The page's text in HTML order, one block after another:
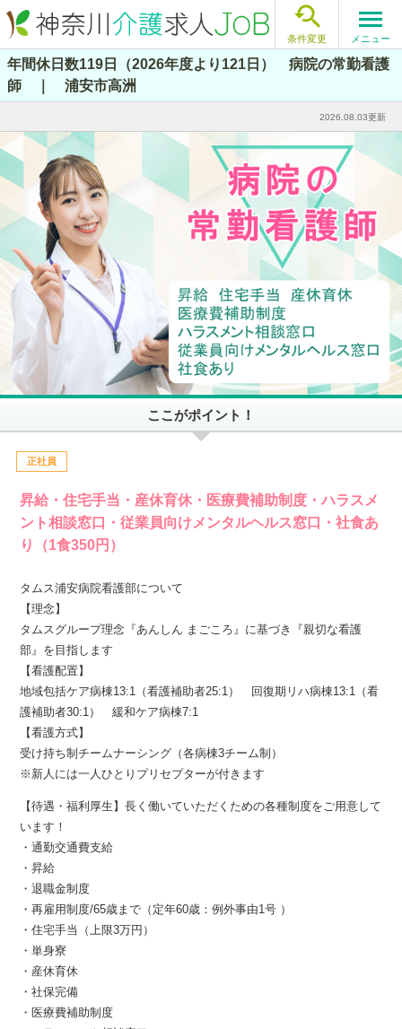

条件変更 メニュー
年間休日数119日（2026年度より121日） 病院の常勤看護
師 ｜ 浦安市高洲
2026.08.03更新
ここがポイント！
正社員
昇給・住宅手当・産休育休・医療費補助制度・ハラスメ
ント相談窓口・従業員向けメンタルヘルス窓口・社食あ
り（1食350円）
タムス浦安病院看護部について
【理念】
タムスグループ理念『あんしん まごころ』に基づき『親切な看護
部』を目指します
【看護配置】
地域包括ケア病棟13:1（看護補助者25:1） 回復期リハ病棟13:1（看
護補助者30:1） 緩和ケア病棟7:1
【看護方式】
受け持ち制チームナーシング（各病棟3チーム制）
※新人には一人ひとりプリセプターが付きます
【待遇・福利厚生】長く働いていただくための各種制度をご用意して
います！
・通勤交通費支給
・昇給
・退職金制度
・再雇用制度/65歳まで（定年60歳：例外事由1号 ）
・住宅手当（上限3万円）
・単身寮
・産休育休
・社保完備
・医療費補助制度